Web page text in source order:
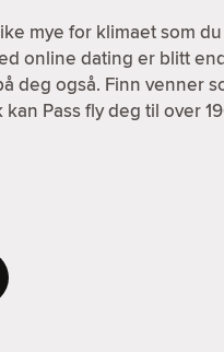
mye for klimaet som
online dating er blitt
deg også. Finn venner
Pass fly deg til over